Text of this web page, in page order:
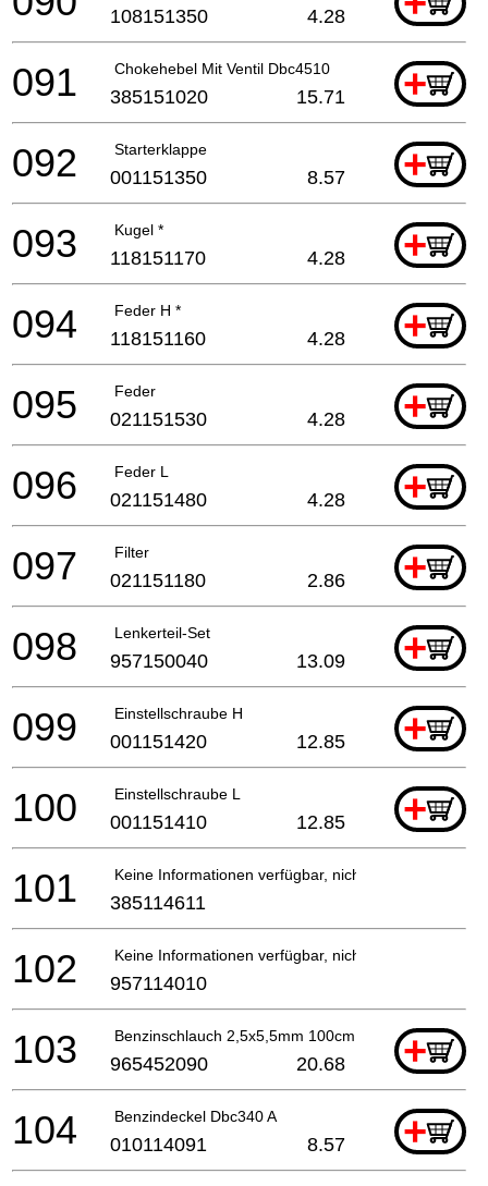
108151350 4.28
Chokehebel Mit Ventil Dbc4510 +
091 385151020 15.71
Starterklappe +
092 001151350 8.57
Kugel * +
093 118151170 4.28
Feder H * +
094 118151160 4.28
Feder +
095 021151530 4.28
Feder L +
096 021151480 4.28
Filter +
097 021151180 2.86
Lenkerteil-Set +
098 957150040 13.09
Einstellschraube H +
099 001151420 12.85
Einstellschraube L +
100 001151410 12.85
Keine Informationen verfügbar, nicht bestellbar
101 385114611
Keine Informationen verfügbar, nicht bestellbar
102 957114010
Benzinschlauch 2,5x5,5mm 100cm +
103 965452090 20.68
Benzindeckel Dbc340 A +
104 010114091 8.57